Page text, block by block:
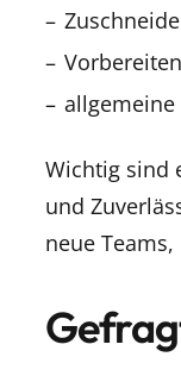
Wichtig sind
und
neue